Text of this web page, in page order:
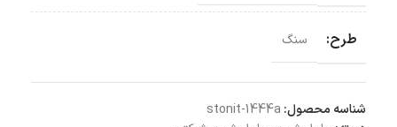
طرح: سنگ
شناسه محصول:stonit-1444a